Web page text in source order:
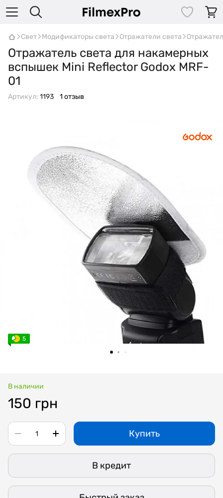
Свет Модификаторы света Отражатели света
Отражатель света для накамерных
вспышек Mini Reflector Godox MRF-
01
Артикул: 1193 1 отзыв
5
В наличии
150 грн
Купить
В кредит